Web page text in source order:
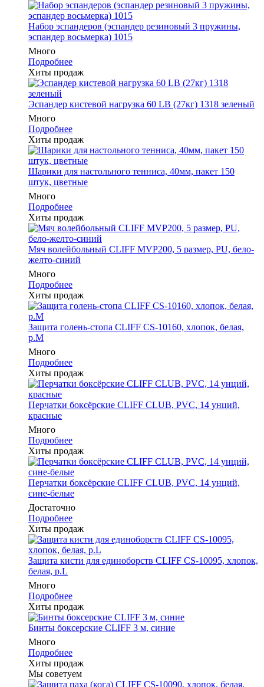
Набор эспандеров (эспандер резиновый 3 пружины,
эспандер восьмерка) 1015
Много
Подробнее
Хиты продаж
Эспандер кистевой нагрузка 60 LB (27кг) 1318 зеленый
Много
Подробнее
Хиты продаж
Шарики для настольного тенниса, 40мм, пакет 150
штук, цветные
Много
Подробнее
Хиты продаж
Мяч волейбольный CLIFF MVP200, 5 размер, PU, бело-
желто-синий
Много
Подробнее
Хиты продаж
Защита голень-стопа CLIFF CS-10160, хлопок, белая,
р.M
Много
Подробнее
Хиты продаж
Перчатки боксёрские CLIFF CLUB, PVC, 14 унций,
красные
Много
Подробнее
Хиты продаж
Перчатки боксёрские CLIFF CLUB, PVC, 14 унций,
сине-белые
Достаточно
Подробнее
Хиты продаж
Защита кисти для единоборств CLIFF CS-10095, хлопок,
белая, р.L
Много
Подробнее
Хиты продаж
Бинты боксерские CLIFF 3 м, синие
Много
Подробнее
Хиты продаж
Мы советуем